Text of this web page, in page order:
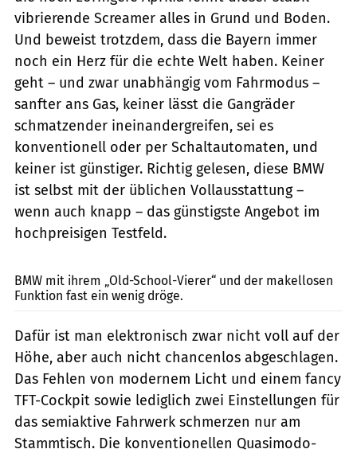
vibrierende Screamer alles in Grund und Boden.
Und beweist trotzdem, dass die Bayern immer
noch ein Herz für die echte Welt haben. Keiner
geht – und zwar unabhängig vom Fahrmodus –
sanfter ans Gas, keiner lässt die Gangräder
schmatzender ineinandergreifen, sei es
konventionell oder per Schaltautomaten, und
keiner ist günstiger. Richtig gelesen, diese BMW
ist selbst mit der üblichen Vollausstattung –
wenn auch knapp – das günstigste Angebot im
hochpreisigen Testfeld.
BMW mit ihrem „Old-School-Vierer“ und der makellosen
Funktion fast ein wenig dröge.
Dafür ist man elektronisch zwar nicht voll auf der
Höhe, aber auch nicht chancenlos abgeschlagen.
Das Fehlen von modernem Licht und einem fancy
TFT-Cockpit sowie lediglich zwei Einstellungen für
das semiaktive Fahrwerk schmerzen nur am
Stammtisch. Die konventionellen Quasimodo-